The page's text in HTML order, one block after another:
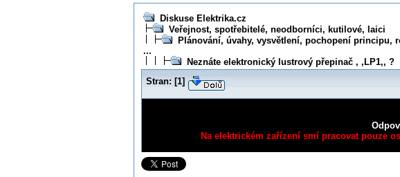
Diskuse Elektrika.cz
Veřejnost, spotřebitelé, neodborníci, kutilové, laici
Plánování, úvahy, vysvětlení, pochopení
...
Neznáte elektronický lustrový přepinač , ,LP1,, ?
Stran: [1]
Na elektrickém zařízení smí pracovat pouze